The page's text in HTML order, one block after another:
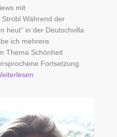
mit
Während der
heut” in der Deutschvilla
ich mehrere
Thema Schönheit
Fortsetzung